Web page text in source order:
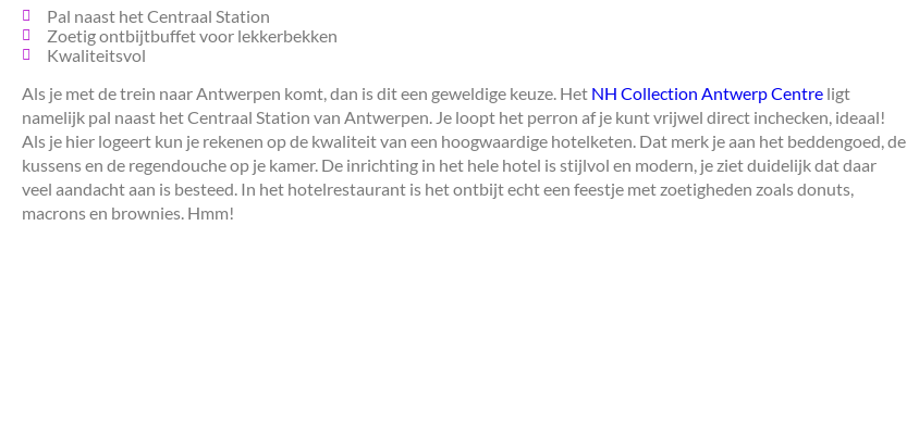
Pal naast het Centraal Station
Zoetig ontbijtbuffet voor lekkerbekken
Kwaliteitsvol
Als je met de trein naar Antwerpen komt, dan is dit een geweldige keuze. Het NH Collection Antwerp Centre ligt
namelijk pal naast het Centraal Station van Antwerpen. Je loopt het perron af je kunt vrijwel direct inchecken, ideaal!
Als je hier logeert kun je rekenen op de kwaliteit van een hoogwaardige hotelketen. Dat merk je aan het beddengoed, de
kussens en de regendouche op je kamer. De inrichting in het hele hotel is stijlvol en modern, je ziet duidelijk dat daar
veel aandacht aan is besteed. In het hotelrestaurant is het ontbijt echt een feestje met zoetigheden zoals donuts,
macrons en brownies. Hmm!